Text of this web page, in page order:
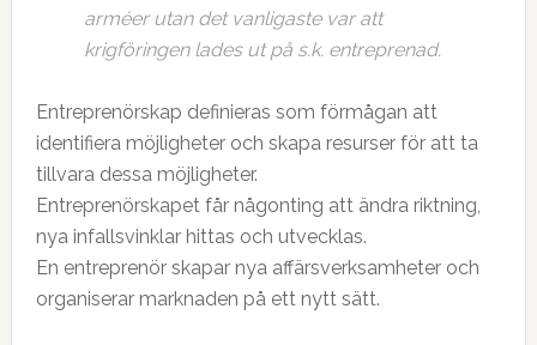
arméer utan det vanligaste var att
krigföringen lades ut på s.k. entreprenad.
Entreprenörskap definieras som förmågan att
identifiera möjligheter och skapa resurser för att ta
tillvara dessa möjligheter.
Entreprenörskapet får någonting att ändra riktning,
nya infallsvinklar hittas och utvecklas.
En entreprenör skapar nya affärsverksamheter och
organiserar marknaden på ett nytt sätt.